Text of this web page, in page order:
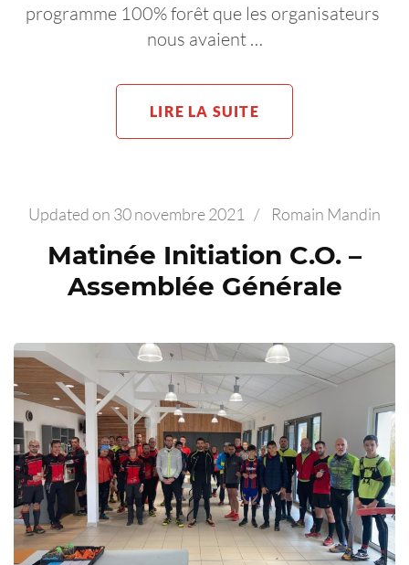
programme 100% forêt que les organisateurs
nous avaient …
LIRE LA SUITE
Updated on 30 novembre 2021 / Romain Mandin
Matinée Initiation C.O. –
Assemblée Générale